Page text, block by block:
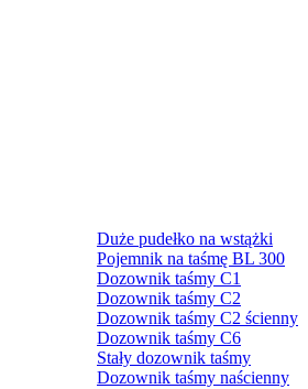
Duże pudełko na wstążki
Pojemnik na taśmę BL 300
Dozownik taśmy C1
Dozownik taśmy C2
Dozownik taśmy C2 ścienny
Dozownik taśmy C6
Stały dozownik taśmy
Dozownik taśmy naścienny